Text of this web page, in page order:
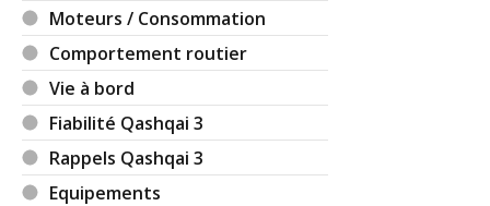
Moteurs / Consommation
Comportement routier
Vie à bord
Fiabilité Qashqai 3
Rappels Qashqai 3
Equipements